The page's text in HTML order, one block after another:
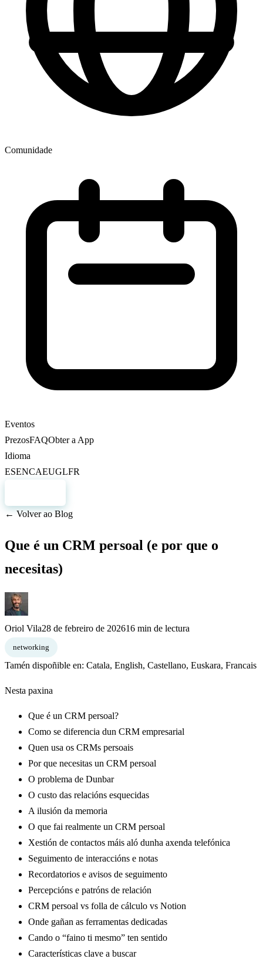
Comunidade
Eventos
PrezosFAQObter a App
Idioma
ESENCAEUGLFR
← Volver ao Blog
Que é un CRM persoal (e por que o
necesitas)
Oriol Vila28 de febreiro de 202616 min de lectura
networking
Tamén dispoñible en: Catala, English, Castellano, Euskara, Francais
Nesta paxina
Que é un CRM persoal?
Como se diferencia dun CRM empresarial
Quen usa os CRMs persoais
Por que necesitas un CRM persoal
O problema de Dunbar
O custo das relacións esquecidas
A ilusión da memoria
O que fai realmente un CRM persoal
Xestión de contactos máis aló dunha axenda telefónica
Seguimento de interaccións e notas
Recordatorios e avisos de seguimento
Percepcións e patróns de relación
CRM persoal vs folla de cálculo vs Notion
Onde gañan as ferramentas dedicadas
Cando o “faino ti mesmo” ten sentido
Características clave a buscar